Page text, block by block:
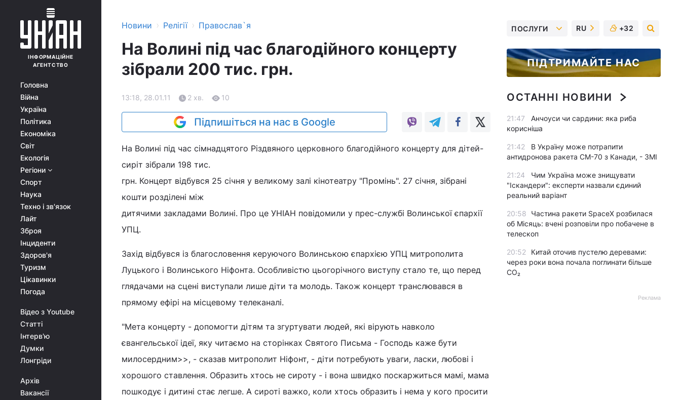
ІНФОРМАЦІЙНЕ
АГЕНТСТВО
Головна
Війна
Україна
Політика
Економіка
Світ
Екологія
Регіони
Спорт
Наука
Техно і зв'язок
Лайт
Зброя
Інциденти
Здоров'я
Туризм
Цікавинки
Погода
Відео з Youtube
Статті
Інтерв'ю
Думки
Лонгріди
Архів
Вакансії
Новини › Релігії › Православ`я
На Волині під час благодійного концерту
зібрали 200 тис. грн.
13:18, 28.01.11 2 хв. 10
Підпишіться на нас в Google
На Волині під час сімнадцятого Різдвяного церковного благодійного концерту для дітей-
сиріт зібрали 198 тис.
грн. Концерт відбувся 25 січня у великому залі кінотеатру "Промінь". 27 січня, зібрані
кошти розділені між
дитячими закладами Волині. Про це УНІАН повідомили у прес-службі Волинської єпархії
УПЦ.
Захід відбувся із благословення керуючого Волинською єпархією УПЦ митрополита
Луцького і Волинського Ніфонта. Особливістю цьогорічного виступу стало те, що перед
глядачами на сцені виступали лише діти та молодь. Також концерт транслювався в
прямому ефірі на місцевому телеканалі.
"Мета концерту - допомогти дітям та згуртувати людей, які вірують навколо
євангельської ідеї, яку читаємо на сторінках Святого Письма - Господь каже бути
милосердним>>, - сказав митрополит Ніфонт, - діти потребують уваги, ласки, любові і
хорошого ставлення. Образить хтось не сироту - і вона швидко поскаржиться мамі, мама
пошкодує і дитині стає легше. А сироті важко, коли хтось образить і нема у кого просити
ПОСЛУГИ RU +32
ПІДТРИМАЙТЕ НАС
ОСТАННІ НОВИНИ
21:47
Анчоуси чи сардини: яка риба
корисніша
21:42
В Україну може потрапити
антидронова ракета CM-70 з Канади, - ЗМІ
21:24
Чим Україна може знищувати
"Іскандери": експерти назвали єдиний
реальний варіант
20:58
Частина ракети SpaceX розбилася
об Місяць: вчені розповіли про побачене в
телескоп
20:52
Китай оточив пустелю деревами:
через роки вона почала поглинати більше
CO₂
Реклама